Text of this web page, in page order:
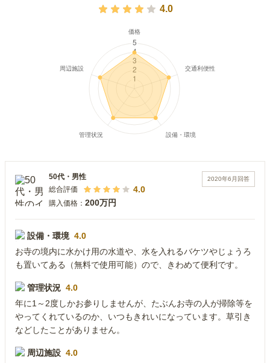
4.0
2020年6月 回答
50代 ・ 男性
総合評価
4.0
購入価格： 200万円
設備・環境 4.0
お寺の境内に水かけ用の水道や、水を入れるバケツやじょうろ
も置いてある（無料で使用可能）ので、きわめて便利です。
管理状況 4.0
年に1～2度しかお参りしませんが、たぶんお寺の人が掃除等を
やってくれているのか、いつもきれいになっています。草引き
などしたことがありません。
周辺施設 4.0